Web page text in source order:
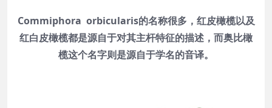
Commiphora orbicularis的名称很多， 红皮橄榄以及
红白皮橄榄都是源自于对其主杆特征的描述，而奥比橄
榄这个名字则是源自于学名的音译。